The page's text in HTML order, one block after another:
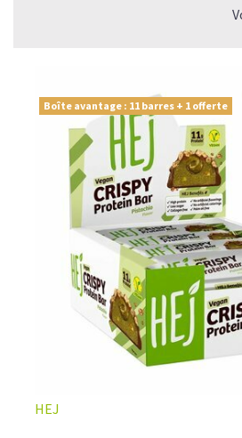
Boîte avantage : 11 barres + 1 offerte
HEJ